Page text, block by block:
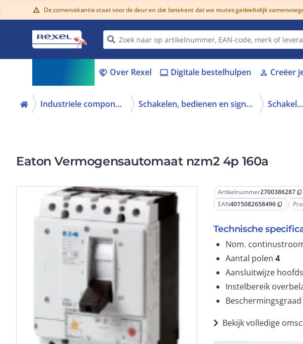
warning De zomervakantie staat voor de deur en dat betekent dat we routes gedeeltelijk
handshake Over Rexel laptop Digitale bestelhulpen person Creëer
Industriele componenten Schakelen, bedienen en signaleren Schakelaars
Eaton Vermogensautomaat nzm2 4p 160a
Artikelnummer2700386287 content_copy
EAN4015082658496 content_copy
Technische
Nom.
Aantal polen 4
Aansluitwijze
Instelbereik
Beschermingsgraad
Bekijk volledige